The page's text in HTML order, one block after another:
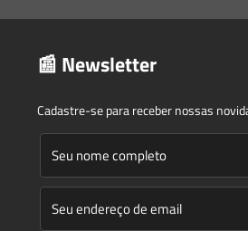
📰 Newsletter
Cadastre-se para receber nossas